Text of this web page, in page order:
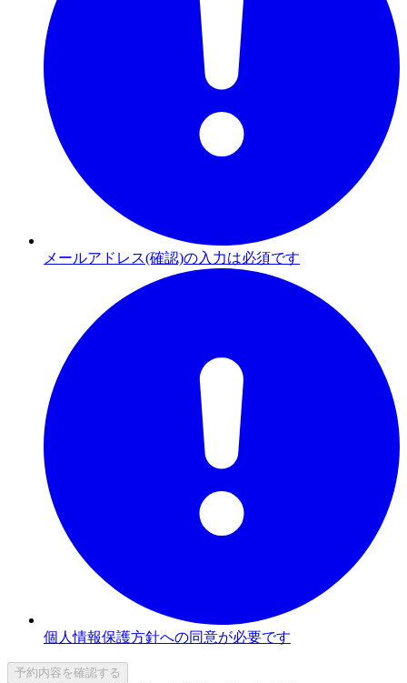
メールアドレス(確認)の入力は必須です
個人情報保護方針への同意が必要です
予約内容を確認する